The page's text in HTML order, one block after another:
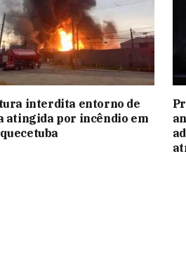
interdita entorno de
atingida por incêndio em